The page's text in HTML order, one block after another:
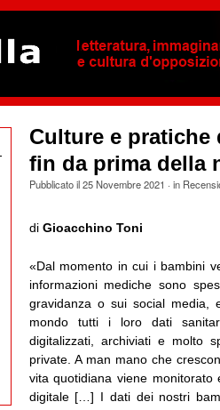
Culture e pratiche
fin da prima della
Pubblicato il25 Novembre 2021 · in
di Gioacchino Toni
«Dal momento in cui i bambini
informazioni mediche sono
gravidanza o sui social media,
mondo tutti i loro dati
digitalizzati, archiviati e molto
private. A man mano che
vita quotidiana viene
digitale […] I dati dei nostri